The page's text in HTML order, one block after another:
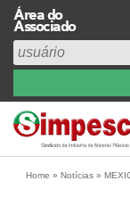
Área do
Associado
Institucional
Perfil
Diretoria
Home » Notícias »